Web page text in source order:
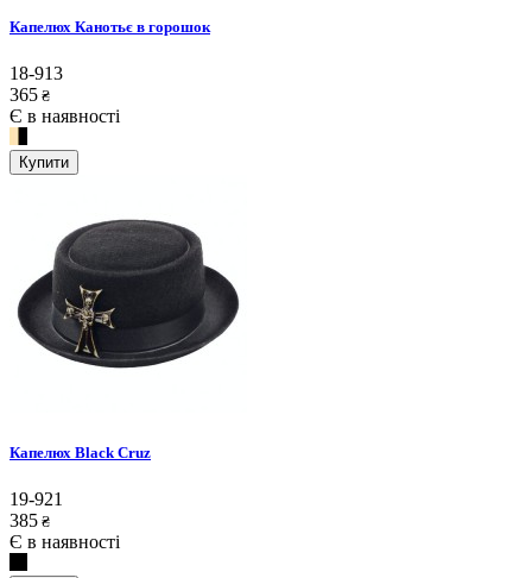
Капелюх Канотьє в горошок
18-913
365 ₴
Є в наявності
Купити
Капелюх Black Cruz
19-921
385 ₴
Є в наявності